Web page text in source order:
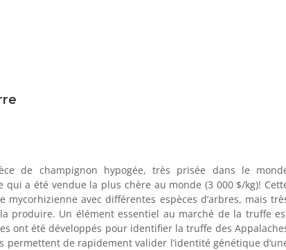
de champignon hypogée, très prisée dans le
qui a été vendue la plus chère au monde (3 000 $/kg)!
avec différentes espèces d’arbres, mais
produire. Un élément essentiel au marché de la truffe
ont été développés pour identifier la truffe des
de rapidement valider l’identité génétique